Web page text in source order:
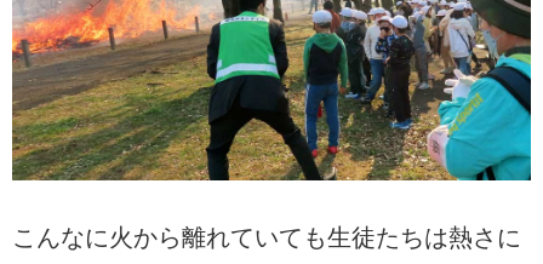
こんなに火から離れていても生徒たちは熱さに